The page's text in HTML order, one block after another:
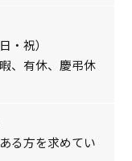
・祝）
、有休、慶弔休
る方を求めてい